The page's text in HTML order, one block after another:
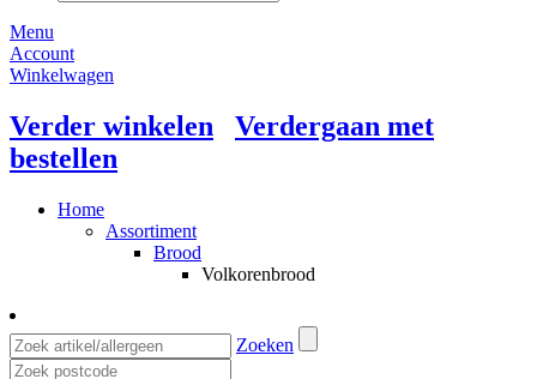
Menu
Account
Winkelwagen
Verder winkelen
Verdergaan met
bestellen
Home
Assortiment
Brood
Volkorenbrood
Zoeken